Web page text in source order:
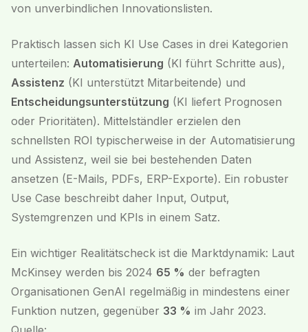
von unverbindlichen Innovationslisten.
Praktisch lassen sich KI Use Cases in drei Kategorien
unterteilen: Automatisierung (KI führt Schritte aus),
Assistenz (KI unterstützt Mitarbeitende) und
Entscheidungsunterstützung (KI liefert Prognosen
oder Prioritäten). Mittelständler erzielen den
schnellsten ROI typischerweise in der Automatisierung
und Assistenz, weil sie bei bestehenden Daten
ansetzen (E-Mails, PDFs, ERP-Exporte). Ein robuster
Use Case beschreibt daher Input, Output,
Systemgrenzen und KPIs in einem Satz.
Ein wichtiger Realitätscheck ist die Marktdynamik: Laut
McKinsey werden bis 2024 65 % der befragten
Organisationen GenAI regelmäßig in mindestens einer
Funktion nutzen, gegenüber 33 % im Jahr 2023.